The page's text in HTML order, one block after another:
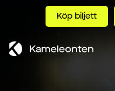
Köp biljett